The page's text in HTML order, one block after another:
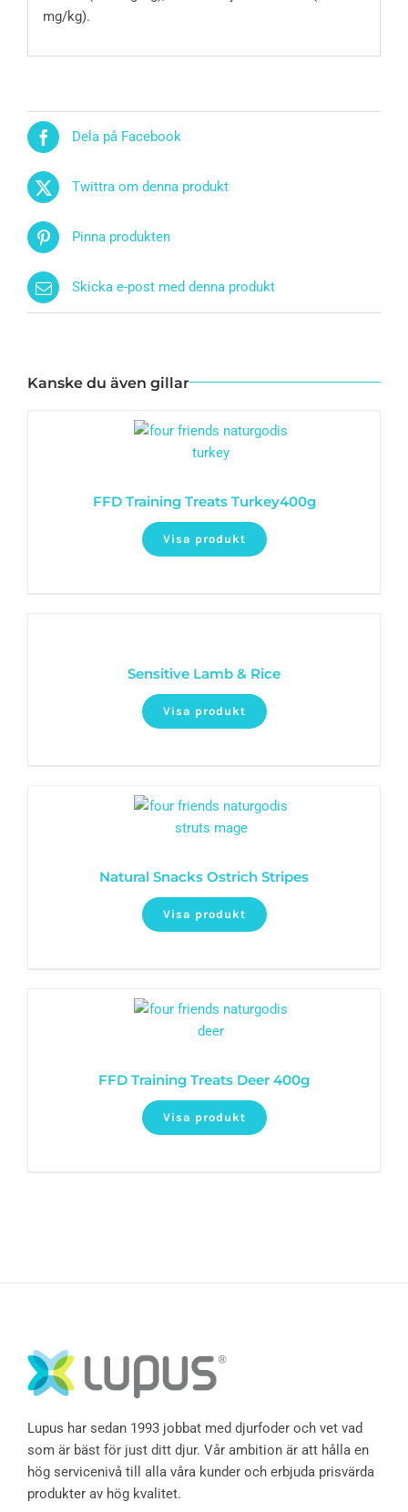
mg/kg).
Dela på Facebook
Twittra om denna produkt
Pinna produkten
Skicka e-post med denna produkt
Kanske du även gillar
FFD Training Treats Turkey400g
Visa produkt
Sensitive Lamb & Rice
Visa produkt
Natural Snacks Ostrich Stripes
Visa produkt
FFD Training Treats Deer 400g
Visa produkt
Lupus har sedan 1993 jobbat med djurfoder och vet vad
som är bäst för just ditt djur. Vår ambition är att hålla en
hög servicenivå till alla våra kunder och erbjuda prisvärda
produkter av hög kvalitet.